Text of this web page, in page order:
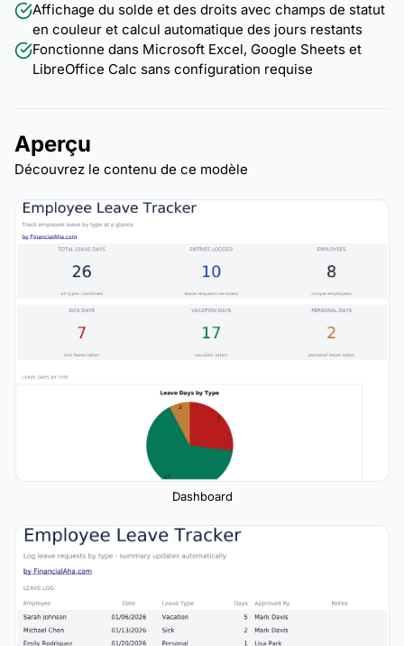
Affichage du solde et des droits avec champs de statut
en couleur et calcul automatique des jours restants
Fonctionne dans Microsoft Excel, Google Sheets et
LibreOffice Calc sans configuration requise
Aperçu
Découvrez le contenu de ce modèle
Dashboard